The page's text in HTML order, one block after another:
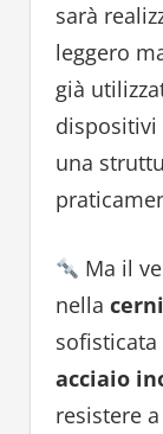
sarà
leggero
già
dispositivi
una
Ma il
nella
acciaio
resistere